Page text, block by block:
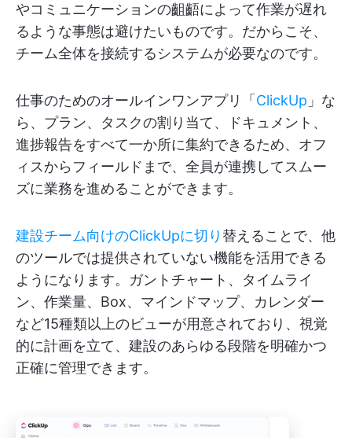
やコミュニケーションの齟齬によって作業が遅れ
るような事態は避けたいものです。だからこそ、
チーム全体を接続するシステムが必要なのです。
仕事のためのオールインワンアプリ「 ClickUp 」な
ら、プラン、タスクの割り当て、ドキュメント、
進捗報告をすべて一か所に集約できるため、オフ
ィスからフィールドまで、全員が連携してスムー
ズに業務を進めることができます。
建設チーム向けのClickUpに切り 替えることで、他
のツールでは提供されていない機能を活用できる
ようになります。ガントチャート、タイムライ
ン、作業量、Box、マインドマップ、カレンダー
など15種類以上のビューが用意されており、視覚
的に計画を立て、建設のあらゆる段階を明確かつ
正確に管理できます。